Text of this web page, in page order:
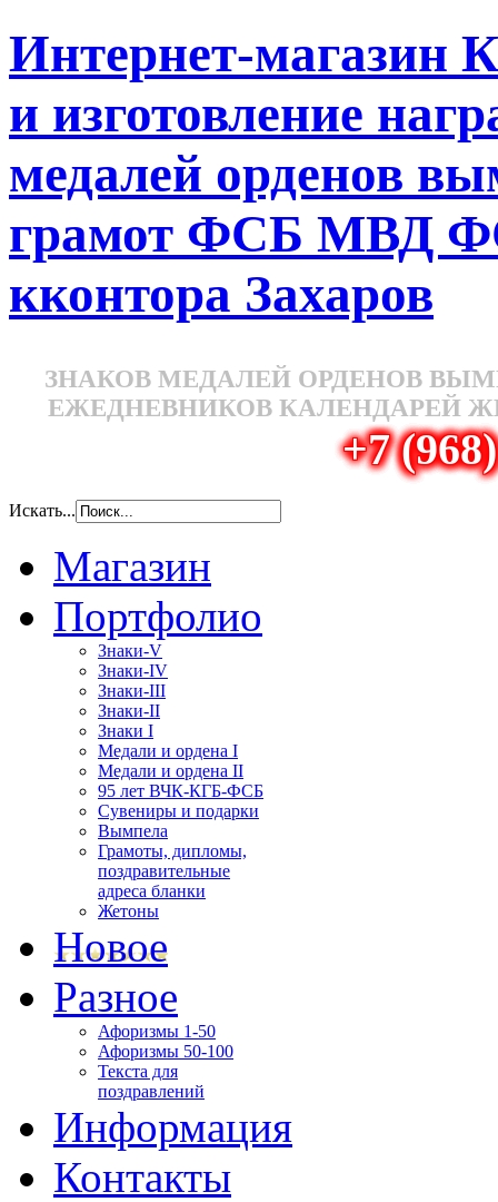
Интернет-магазин
и изготовление
медалей орденов
грамот ФСБ МВД
кконтора Захаров
ЗНАКОВ МЕДАЛЕЙ ОРДЕНОВ
ЕЖЕДНЕВНИКОВ КАЛЕНДАРЕЙ
+7
Искать...
Магазин
Портфолио
Знаки-V
Знаки-IV
Знаки-III
Знаки-II
Знаки I
Медали и ордена I
Медали и ордена II
95 лет ВЧК-КГБ-ФСБ
Сувениры и подарки
Вымпела
Грамоты, дипломы,
поздравительные
адреса бланки
Жетоны
Новое
Разное
Афоризмы 1-50
Афоризмы 50-100
Текста для
поздравлений
Информация
Контакты